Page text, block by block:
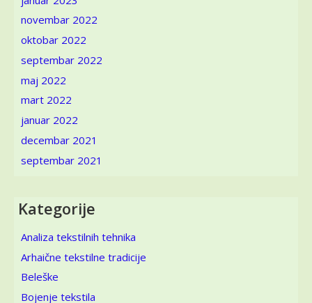
novembar 2022
oktobar 2022
septembar 2022
maj 2022
mart 2022
januar 2022
decembar 2021
septembar 2021
Kategorije
Analiza tekstilnih tehnika
Arhaične tekstilne tradicije
Beleške
Bojenje tekstila